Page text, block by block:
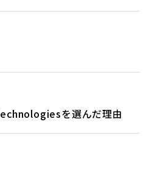
を選んだ理由